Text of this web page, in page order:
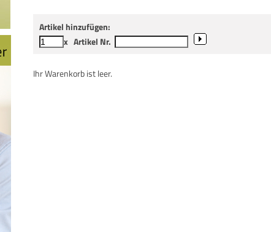
Artikel hinzufügen:
x Artikel Nr.
Ihr Warenkorb ist leer.